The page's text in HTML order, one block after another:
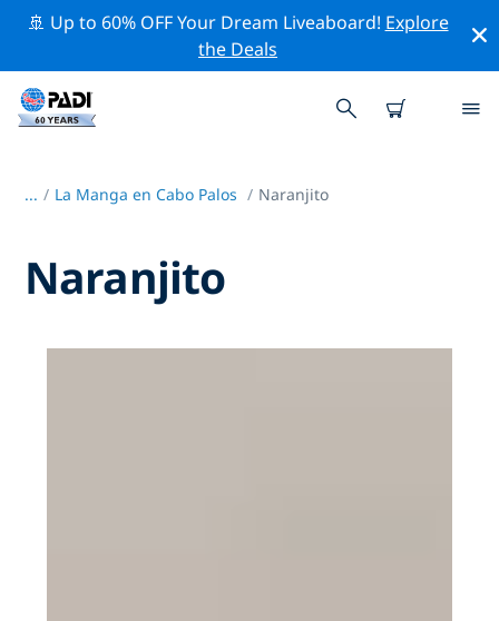
🚢 Up to 60% OFF Your Dream Liveaboard! Explore
the Deals
... / La Manga en Cabo Palos Naranjito
Naranjito